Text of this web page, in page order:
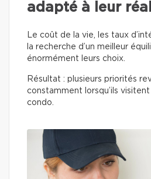
adapté à leur
Le coût de la vie, les taux
la recherche d’un meilleur
énormément leurs choix.
Résultat : plusieurs priorités
constamment lorsqu’ils
condo.